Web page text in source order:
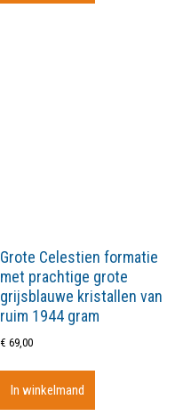
Grote Celestien formatie
met prachtige grote
grijsblauwe kristallen van
ruim 1944 gram
€ 69,00
In winkelmand